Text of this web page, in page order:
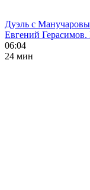
Дуэль с
Евгений Герасимов.
06:04
24 мин